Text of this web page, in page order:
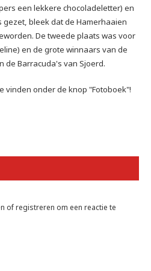
een lekkere chocoladeletter) en
bleek dat de Hamerhaaien
De tweede plaats was voor
en de grote winnaars van de
de Barracuda's van Sjoerd.
vinden onder de knop "Fotoboek"!
of registreren om een reactie te